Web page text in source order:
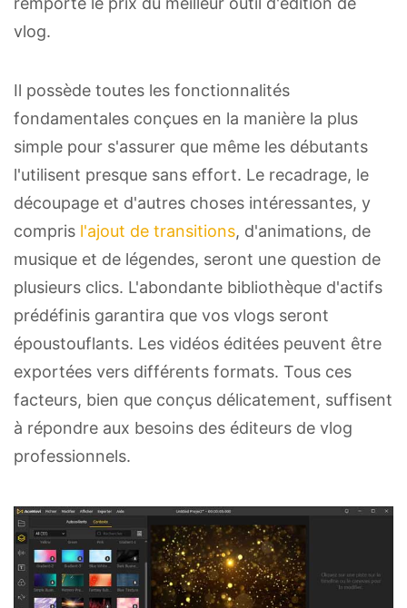
vlog.
Il possède toutes les fonctionnalités
fondamentales conçues en la manière la plus
simple pour s'assurer que même les débutants
l'utilisent presque sans effort. Le recadrage, le
découpage et d'autres choses intéressantes, y
compris l'ajout de transitions, d'animations, de
musique et de légendes, seront une question de
plusieurs clics. L'abondante bibliothèque d'actifs
prédéfinis garantira que vos vlogs seront
époustouflants. Les vidéos éditées peuvent être
exportées vers différents formats. Tous ces
facteurs, bien que conçus délicatement, suffisent
à répondre aux besoins des éditeurs de vlog
professionnels.